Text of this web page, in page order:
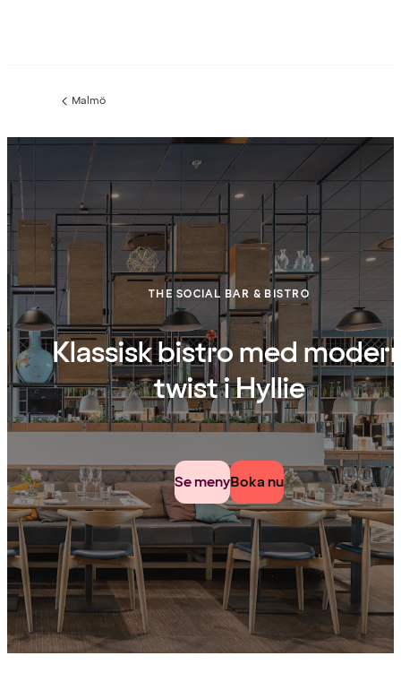
Föregående
Malmö
THE SOCIAL BAR & BISTRO
Klassisk bistro med
twist i Hyllie
Se menyBoka nu